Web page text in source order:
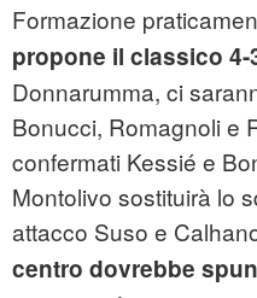
Formazione
propone il classico 4-
Donnarumma, ci
Bonucci, Romagnoli e
confermati Kessié e
Montolivo sostituirà lo
attacco Suso e
centro dovrebbe